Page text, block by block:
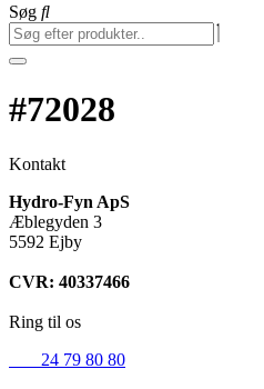
Søg
#72028
Kontakt
Hydro-Fyn ApS
Æblegyden 3
5592 Ejby
CVR: 40337466
Ring til os
24 79 80 80